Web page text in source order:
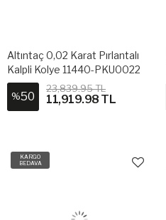
Altıntaç 0,02 Karat Pırlantalı
Kalpli Kolye 11440-PKU0022
%50
23,839.95 TL
11,919.98 TL
KARGO
BEDAVA